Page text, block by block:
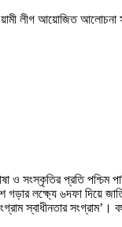
লীগ আয়োজিত
ও সংস্কৃতির প্রতি
গড়ার লক্ষ্যে ৬দফা
স্বাধীনতার